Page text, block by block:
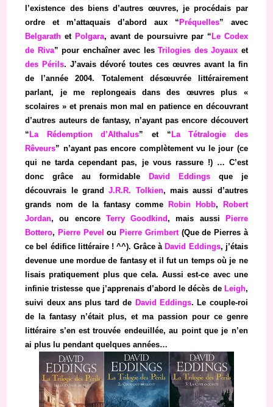
l’existence des biens d’autres œuvres, je procédais par
ordre et m’attaquais d’abord aux “ Préquelles” avec
Belgarath et Polgara, avant de poursuivre par “ Le Codex
de Riva” pour enchaîner avec lesTrilogies des Joyaux et
des Périls. J’avais dévoré toutes ces œuvres avant la fin
de l’année 2004. Totalement désœuvrée littérairement
parlant, je me replongeais dans des œuvres plus «
scolaires » et prenais mon mal en patience en découvrant
d’autres auteurs de fantasy, n’ayant pas encore découvert
“ La Rédemption d’Althalus” et “ La Tétralogie des
Rêveurs” n’ayant pas encore complètement vu le jour (ce
qui ne tarda cependant pas, je vous rassure !) … C’est
donc grâce au formidable
David Eddingsque je
découvrais le grandJ.R.R. Tolkien, mais aussi d’autres
grands nom de la fantasy comme
Robin Hobb,
Robert
Jordan, ou encore Terry Goodkind, mais aussi
Pierre
Bottero, Pierre Pevel ou Pierre Grimbert(Que de Pierres à
ce bel édifice littéraire ! ^^). Grâce à David Eddings, j’étais
devenue une mordue de fantasy et il fut un temps où je ne
lisais pratiquement plus que cela. Aussi est-ce avec une
infinie tristesse que j’apprenais d’abord le décès de Leigh,
suivi deux ans plus tard de David Eddings. Le couple-roi
de la fantasy n’était plus, et ma passion pour ce genre
littéraire s’en est trouvée endeuillée, au point que je n’en
ai plus lu pendant quelques années…